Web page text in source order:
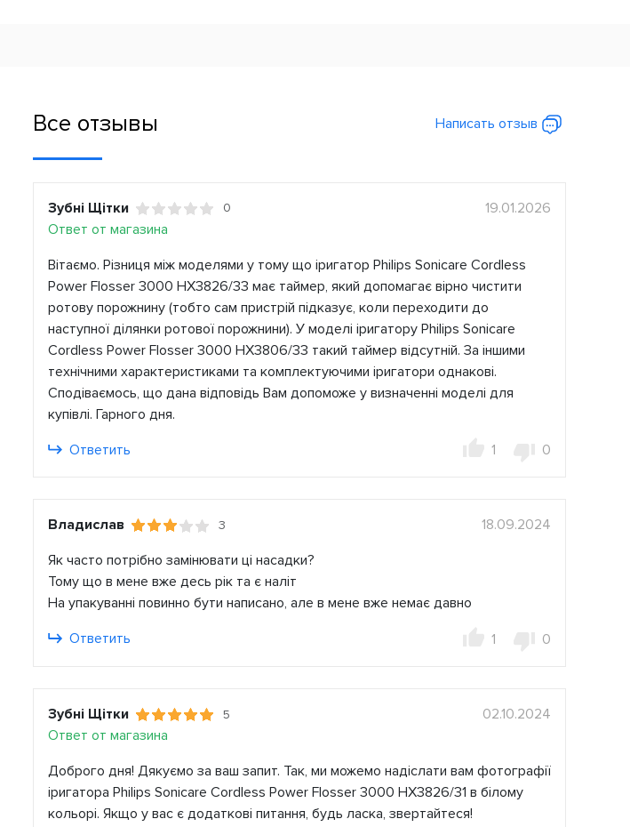
Все отзывы Написать отзыв
Зубні Щітки 0
Ответ от магазина
19.01.2026
Вітаємо. Різниця між моделями у тому що іригатор Philips Sonicare Cordless
Power Flosser 3000 HX3826/33 має таймер, який допомагає вірно чистити
ротову порожнину (тобто сам пристрій підказує, коли переходити до
наступної ділянки ротової порожнини). У моделі іригатору Philips Sonicare
Cordless Power Flosser 3000 HX3806/33 такий таймер відсутній. За іншими
технічними характеристиками та комплектуючими іригатори однакові.
Сподіваємось, що дана відповідь Вам допоможе у визначенні моделі для
купівлі. Гарного дня.
Ответить
1 0
Владислав 3
18.09.2024
Як часто потрібно замінювати ці насадки?
Тому що в мене вже десь рік та є наліт
На упакуванні повинно бути написано, але в мене вже немає давно
Ответить
1 0
Зубні Щітки 5
Ответ от магазина
02.10.2024
Доброго дня! Дякуємо за ваш запит. Так, ми можемо надіслати вам фотографії
іригатора Philips Sonicare Cordless Power Flosser 3000 HX3826/31 в білому
кольорі. Якщо у вас є додаткові питання, будь ласка, звертайтеся!